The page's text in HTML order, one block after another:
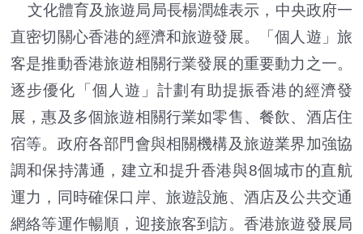
文化體育及旅遊局局長楊潤雄表示，中央政府一
直密切關心香港的經濟和旅遊發展。「個人遊」旅
客是推動香港旅遊相關行業發展的重要動力之一。
逐步優化「個人遊」計劃有助提振香港的經濟發
展，惠及多個旅遊相關行業如零售、餐飲、酒店住
宿等。政府各部門會與相關機構及旅遊業界加強協
調和保持溝通，建立和提升香港與8個城市的直航
運力，同時確保口岸、旅遊設施、酒店及公共交通
網絡等運作暢順，迎接旅客到訪。香港旅遊發展局